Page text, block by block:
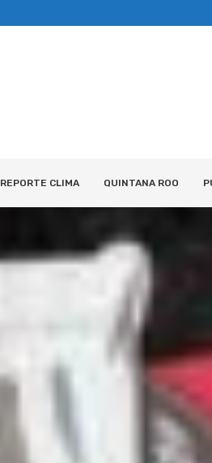
REPORTE CLIMA QUINTANA ROO